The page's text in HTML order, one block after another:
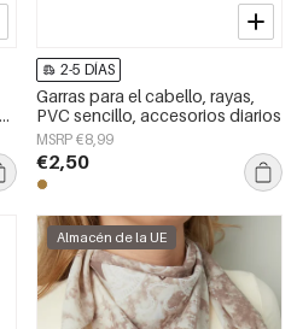
2-5 DÍAS
Garras para el cabello, rayas,
PVC sencillo, accesorios diarios
MSRP €8,99
€2,50
Almacén de la UE